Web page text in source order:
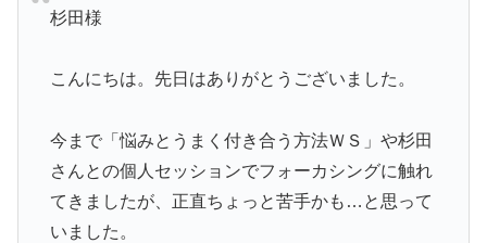
杉田様
こんにちは。先日はありがとうございました。
今まで「悩みとうまく付き合う方法ＷＳ」や杉田
さんとの個人セッションでフォーカシングに触れ
てきましたが、正直ちょっと苦手かも…と思って
いました。